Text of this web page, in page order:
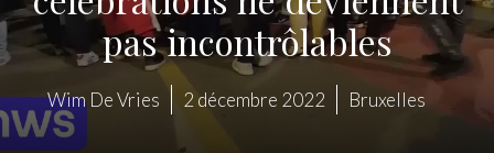
pas incontrôlables
Wim De Vries 2 décembre 2022 Bruxelles